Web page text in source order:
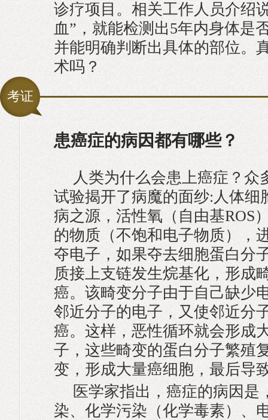
诊疗项目。相关工作人员介绍
血”，就能检测出5年内身体是
并能明确判断出具体的部位。
术吗？
考证
患癌症的病因都有哪些？
人类为什么会患上癌症？众
试验揭开了病魔的面纱:人体细
病之源，活性氧（自由基ROS
的物质（不饱和电子物质），
夺电子，如果夺去细胞蛋白分
质接上支链发生烷基化，形成
癌。该畸变分子由于自己缺少
邻近分子的电子，又使邻近分
癌。这样，恶性循环就会形成
子，这些畸变的蛋白分子繁殖
变，形成大量癌细胞，最后导
医学家指出，癌症的病因是
染、化学污染（化学毒素）、